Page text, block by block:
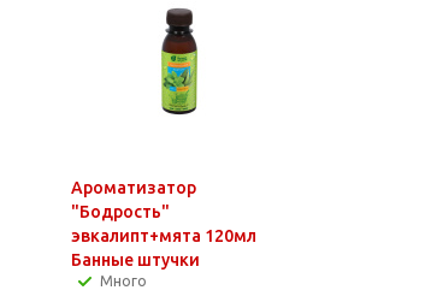
Ароматизатор
"Бодрость"
эвкалипт+мята 120мл
Банные штучки
Много